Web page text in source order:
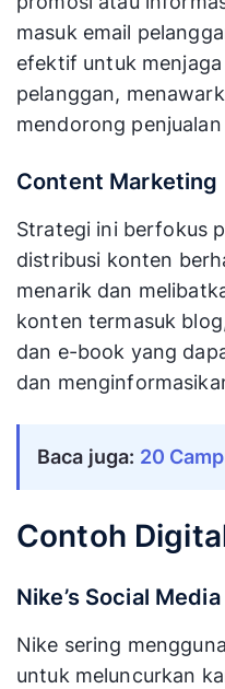
masuk email
efektif untuk
pelanggan,
mendorong
Content Marketing
Strategi ini berfokus
distribusi konten
menarik dan
konten termasuk
dan e-book yang
dan
Baca juga: 20
Contoh
Nike’s Social
Nike sering
untuk meluncurkan